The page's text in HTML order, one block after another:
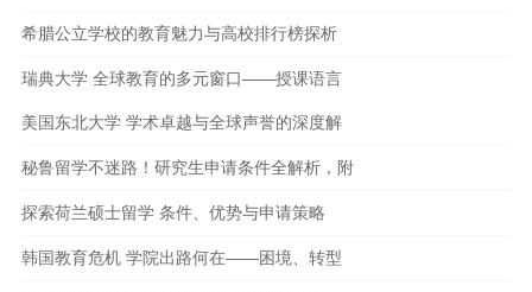
希腊公立学校的教育魅力与高校排行榜探析
瑞典大学 全球教育的多元窗口——授课语言
美国东北大学 学术卓越与全球声誉的深度解
秘鲁留学不迷路！研究生申请条件全解析，附
探索荷兰硕士留学 条件、优势与申请策略
韩国教育危机 学院出路何在——困境、转型